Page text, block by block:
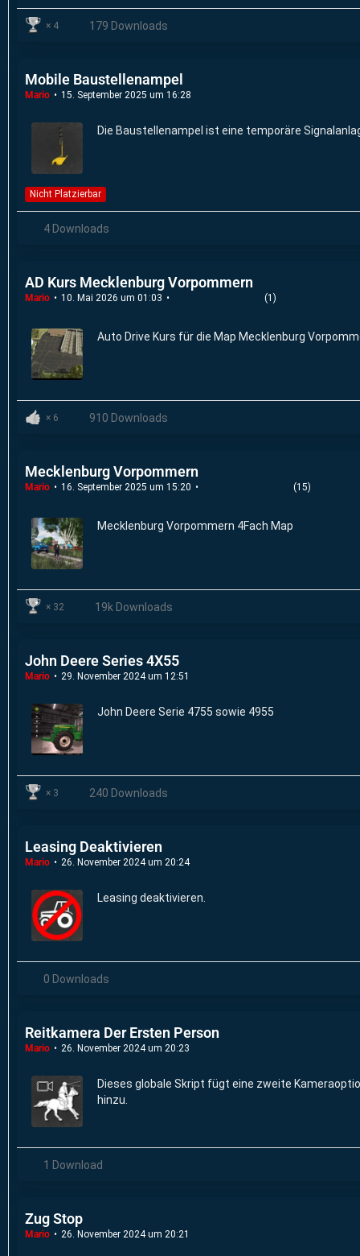
4 179 Downloads
Mobile Baustellenampel
Mario 15. September 2025 um 16:28
Die Baustellenampel ist eine temporäre
Nicht Platzierbar
4 Downloads
AD Kurs Mecklenburg Vorpommern
Mario 10. Mai 2026 um 01:03 (1)
Auto Drive Kurs für die Map Mecklenburg
6 910 Downloads
Mecklenburg Vorpommern
Mario 16. September 2025 um 15:20 (15)
Mecklenburg Vorpommern 4Fach Map
32 19k Downloads
John Deere Series 4X55
Mario 29. November 2024 um 12:51
John Deere Serie 4755 sowie 4955
3 240 Downloads
Leasing Deaktivieren
Mario 26. November 2024 um 20:24
Leasing deaktivieren.
0 Downloads
Reitkamera Der Ersten Person
Mario 26. November 2024 um 20:23
Dieses globale Skript fügt eine zweite
hinzu.
1 Download
Zug Stop
Mario 26. November 2024 um 20:21